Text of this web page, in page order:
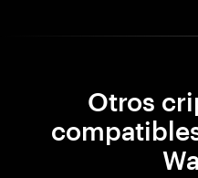
Otros